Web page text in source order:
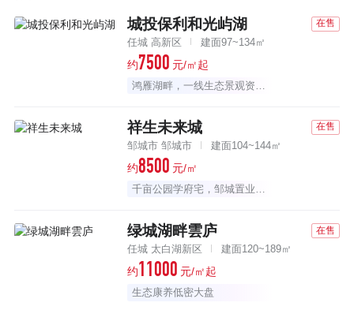
城投保利和光屿湖 在售
任城 高新区 建面97~134㎡
约7500 元/㎡起
祥生未来城 在售
邹城市 邹城市 建面104~144㎡
约8500 元/㎡
绿城湖畔雲庐 在售
任城 太白湖新区 建面120~189㎡
约11000 元/㎡起
生态康养低密大盘